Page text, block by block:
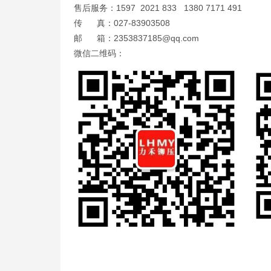
售后服务：1597 2021 833 1380 7171 491
传 真：027-83903508
邮 箱：2353837185@qq.com
微信二维码： 微信公